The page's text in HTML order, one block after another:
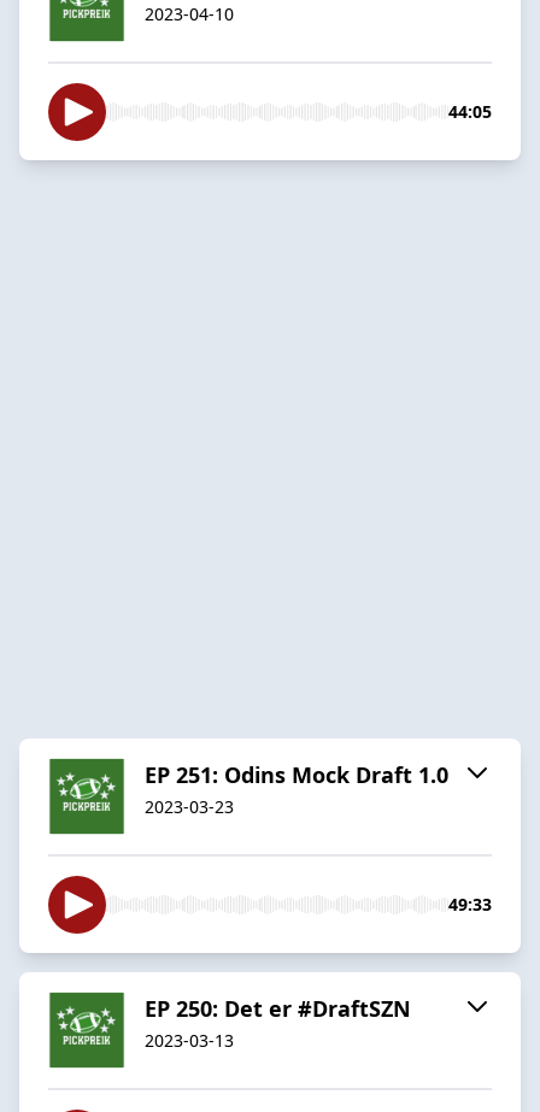
2023-04-10
44:05
EP 251: Odins Mock Draft 1.0
2023-03-23
49:33
EP 250: Det er #DraftSZN
2023-03-13